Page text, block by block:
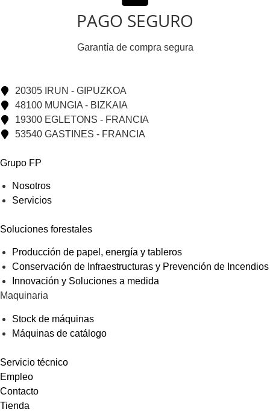
PAGO SEGURO
Garantía de compra segura
20305 IRUN - GIPUZKOA
48100 MUNGIA - BIZKAIA
19300 EGLETONS - FRANCIA
53540 GASTINES - FRANCIA
Grupo FP
Nosotros
Servicios
Soluciones forestales
Producción de papel, energía y tableros
Conservación de Infraestructuras y Prevención de Incendios
Innovación y Soluciones a medida
Maquinaria
Stock de máquinas
Máquinas de catálogo
Servicio técnico
Empleo
Contacto
Tienda